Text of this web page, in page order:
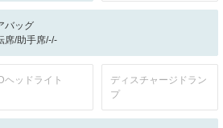
バッグ
席/助手席/-/-
ヘッドライト
ディスチャージドラン
プ